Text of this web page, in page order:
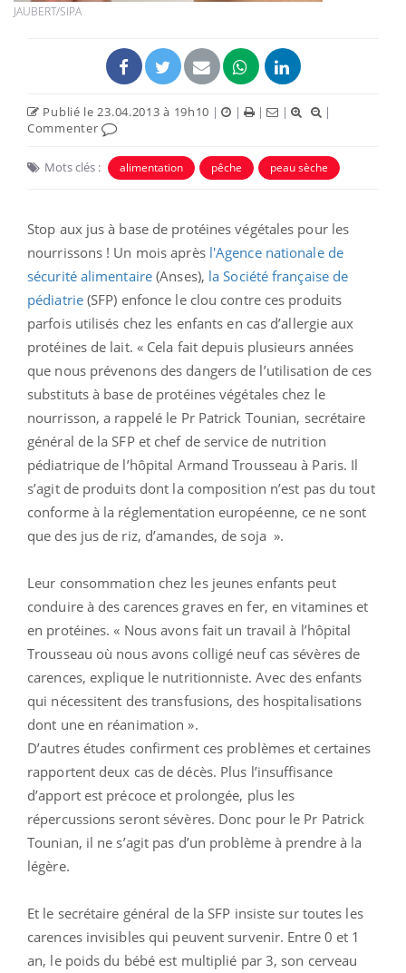
JAUBERT/SIPA
Publié le 23.04.2013 à 19h10 | | | |
|
Commenter
Mots clés : alimentation pêche peau sèche
Stop aux jus à base de protéines végétales pour les
nourrissons ! Un mois après l'Agence nationale de
sécurité alimentaire (Anses), la Société française de
pédiatrie(SFP) enfonce le clou contre ces produits
parfois utilisés chez les enfants en cas d’allergie aux
protéines de lait. « Cela fait depuis plusieurs années
que nous prévenons des dangers de l’utilisation de ces
substituts à base de protéines végétales chez le
nourrisson, a rappelé le Pr Patrick Tounian, secrétaire
général de la SFP et chef de service de nutrition
pédiatrique de l’hôpital Armand Trousseau à Paris. Il
s’agit de produits dont la composition n’est pas du tout
conforme à la réglementation européenne, ce ne sont
que des jus de riz, d’amandes, de soja ».
Leur consommation chez les jeunes enfants peut
conduire à des carences graves en fer, en vitamines et
en protéines. « Nous avons fait un travail à l’hôpital
Trousseau où nous avons colligé neuf cas sévères de
carences, explique le nutritionniste. Avec des enfants
qui nécessitent des transfusions, des hospitalisations
dont une en réanimation ».
D’autres études confirment ces problèmes et certaines
rapportent deux cas de décès. Plus l’insuffisance
d’apport est précoce et prolongée, plus les
répercussions seront sévères. Donc pour le Pr Patrick
Tounian, il ne s’agit pas d’un problème à prendre à la
légère.
Et le secrétaire général de la SFP insiste sur toutes les
carences invisibles qui peuvent survenir. Entre 0 et 1
an, le poids du bébé est multiplié par 3, son cerveau